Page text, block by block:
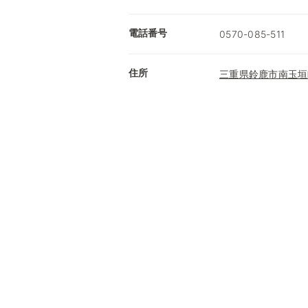
電話番号 0570-085-511
住所 三重県鈴鹿市南玉